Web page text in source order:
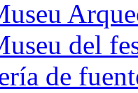
del
de